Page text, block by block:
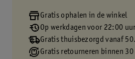
Gratis ophalen in de winkel
Op werkdagen voor 22:00
Gratis thuisbezorgd vanaf
Gratis retourneren binnen 30